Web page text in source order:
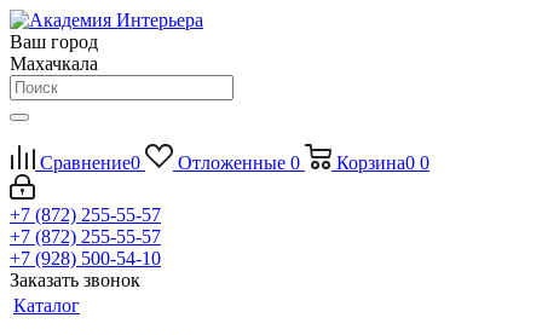
Ваш город
Махачкала
Сравнение0 Отложенные 0 Корзина0 0
+7 (872) 255-55-57
+7 (872) 255-55-57
+7 (928) 500-54-10
Заказать звонок
Каталог